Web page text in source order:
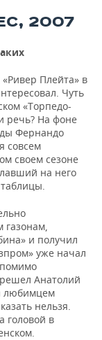
2007
Плейта» в
Чуть
«Торпедо-
речь? На фоне
Фернандо
совсем
своем сезоне
на него
газонам,
и получил
уже начал
помимо
Анатолий
любимцем
нельзя.
головой в